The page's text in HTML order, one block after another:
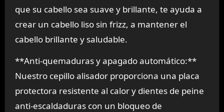
que su cabello sea suave y brillante, te ayuda a
crear un cabello liso sin frizz, a mantener el
cabello brillante y saludable.
**Anti-quemaduras y apagado automático:**
Nuestro cepillo alisador proporciona una placa
protectora resistente al calor y dientes de peine
anti-escaldaduras con un bloqueo de